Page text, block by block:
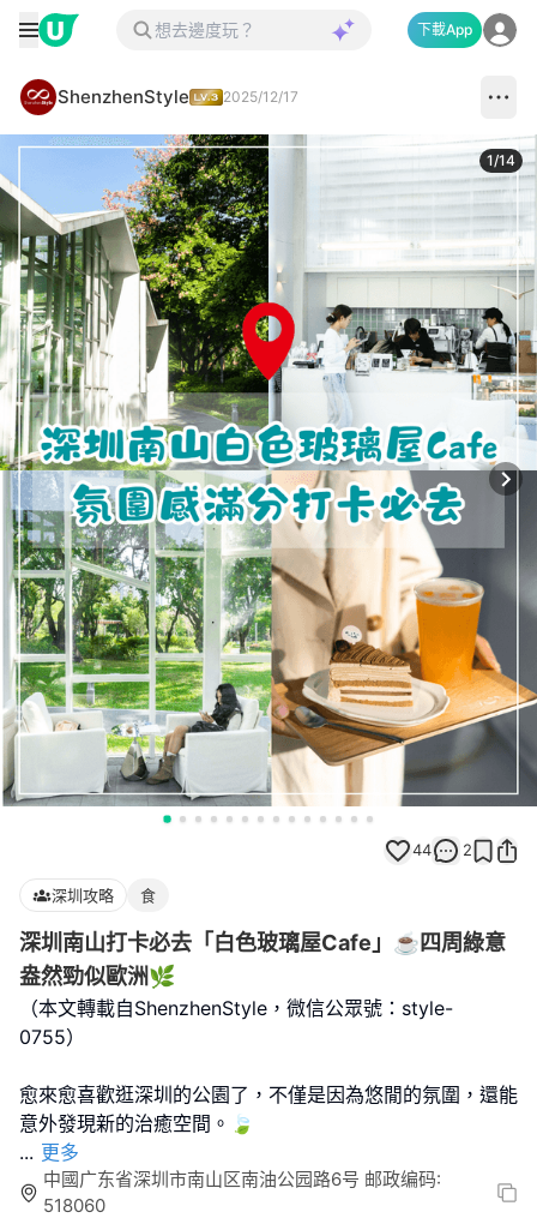
下載App
ShenzhenStyle 2025/12/17
1/14
44 2
深圳攻略 食
深圳南山打卡必去「白色玻璃屋Cafe」☕️四周綠意
盎然勁似歐洲🌿
（本文轉載自ShenzhenStyle，微信公眾號：style-
0755）
愈來愈喜歡逛深圳的公園了，不僅是因為悠閒的氛圍，還能
... 更多
中國广东省深圳市南山区南油公园路6号 邮政编码:
518060